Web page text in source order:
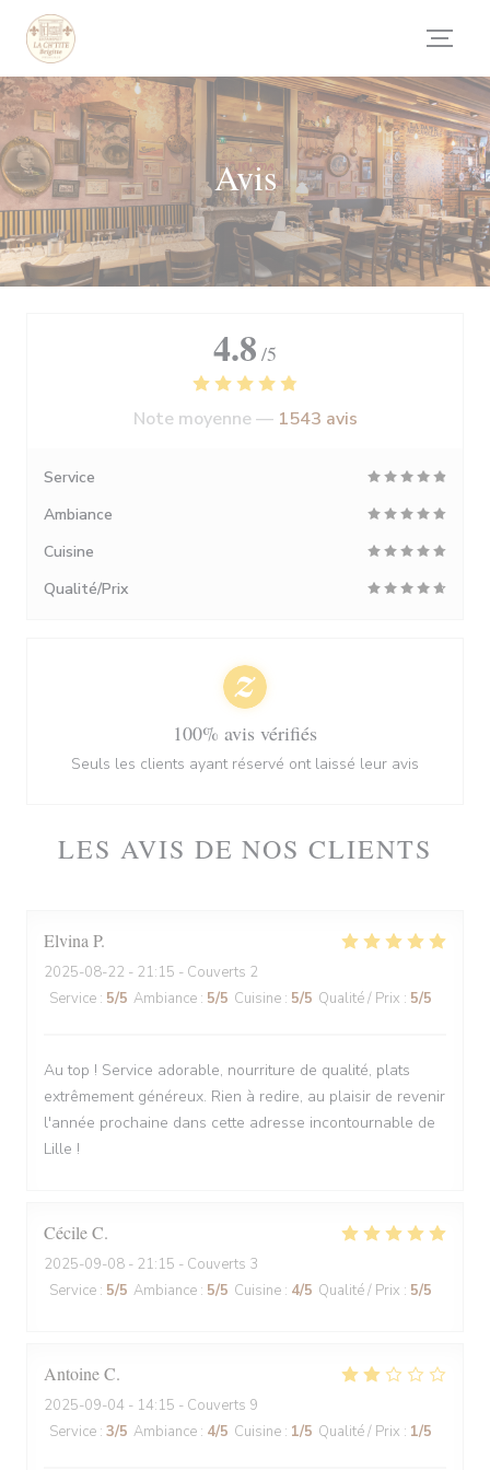
Personnalisation de vos choix en matière de cookies
Avis
LES AVIS DE NOS CLIENTS
Elvina P
2025-08-22 - 21:15 - Couverts 2
Service : 5/5 Ambiance : 5/5 Cuisine : 5/5 Qualité / Prix : 5/5
Au top ! Service adorable, nourriture de qualité, plats
extrêmement généreux. Rien à redire, au plaisir de revenir
l'année prochaine dans cette adresse incontournable de
Lille !
CécileC
2025-09-08 - 21:15 - Couverts 3
Service : 5/5 Ambiance : 5/5 Cuisine : 4/5 Qualité / Prix : 5/5
AntoineC
2025-09-04 - 14:15 - Couverts 9
Service : 3/5 Ambiance : 4/5 Cuisine : 1/5 Qualité / Prix : 1/5
4.8 /5
Note moyenne — 1543 avis
Service
Ambiance
Cuisine
Qualité/Prix
100% avis vérifiés
Seuls les clients ayant réservé ont laissé leur avis